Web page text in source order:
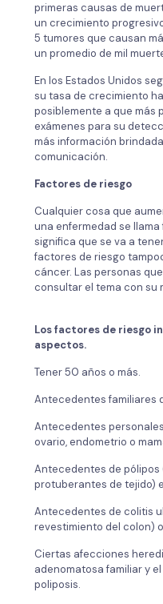
primeras causas de
un crecimiento
5 tumores que causan
un promedio de mil
En los Estados Unidos
su tasa de crecimiento
posiblemente a que más
exámenes para su
más información
comunicación.
Factores de riesgo
Cualquier cosa que
una enfermedad se
significa que se va a
factores de riesgo
cáncer. Las personas
consultar el tema con su
Los factores de riesgo
aspectos.
Tener 50 años o más.
Antecedentes familiares
Antecedentes
ovario, endometrio o
Antecedentes de
protuberantes de tejido)
Antecedentes de colitis
revestimiento del colon)
Ciertas afecciones
adenomatosa familiar y
poliposis.